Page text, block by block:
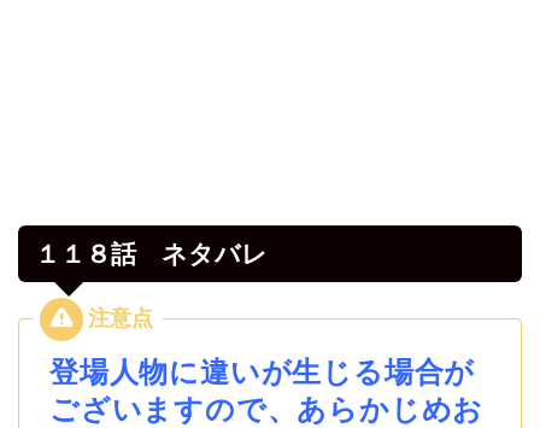
１１８話 ネタバレ
登場人物に違いが生じる場合が
ございますので、あらかじめお